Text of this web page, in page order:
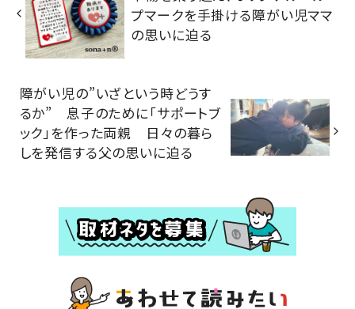
プマークを手掛ける障がい児ママ
の思いに迫る
障がい児の”いざという時どうす
るか” 息子のために「サポートブ
ック」を作った両親 日々の暮ら
しを発信する父の思いに迫る